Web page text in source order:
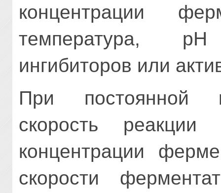
концентрации
темпера­тура,
ингибиторов или
При постоянной
скорость реакции
концентрации
скорости